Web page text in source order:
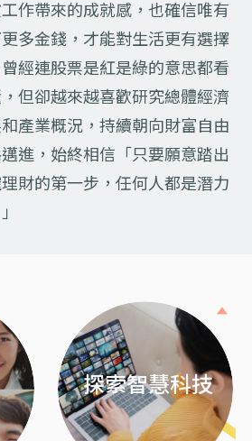
作帶來的成就感，也確信唯有
多金錢，才能對生活更有選擇
經連股票是紅是綠的意思都看
但卻越來越喜歡研究總體經濟
產業概況，持續朝向財富自由
進，始終相信「只要願意踏出
財的第一步，任何人都是潛力
探索智慧科技